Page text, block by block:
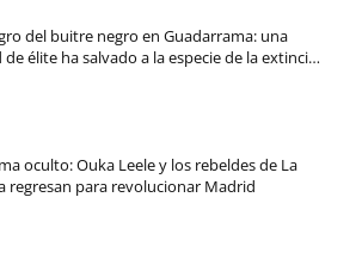
del buitre negro en Guadarrama: una
de élite ha salvado a la especie de la extinci…
oculto: Ouka Leele y los rebeldes de La
regresan para revolucionar Madrid